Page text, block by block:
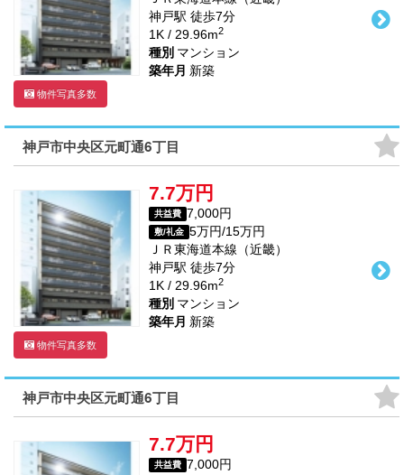
物件写真多数
神戸駅 徒歩7分
1K / 29.96m2
種別 マンション
築年月 新築
神戸市中央区元町通6丁目
物件写真多数
7.7万円
共益費 7,000円
敷/礼金 5万円/15万円
ＪＲ東海道本線（近畿）
神戸駅 徒歩7分
1K / 29.96m2
種別 マンション
築年月 新築
神戸市中央区元町通6丁目
7.7万円
共益費 7,000円